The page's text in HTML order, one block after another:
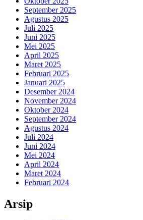
September 2025
Agustus 2025
Juli 2025
Juni 2025
Mei 2025
April 2025
Maret 2025
Februari 2025
Januari 2025
Desember 2024
November 2024
Oktober 2024
September 2024
Agustus 2024
Juli 2024
Juni 2024
Mei 2024
April 2024
Maret 2024
Februari 2024
Arsip